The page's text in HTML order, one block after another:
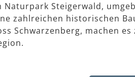
Naturpark Steigerwald,
zahlreichen historischen
Schwarzenberg, machen